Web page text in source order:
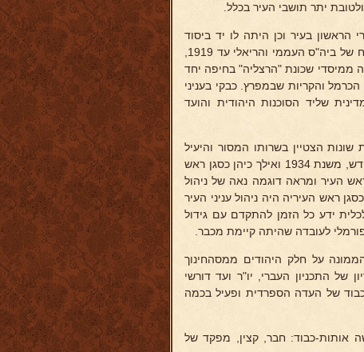
יתר תושבי העיר בכלל.
בעיר וכן היתה לו יד ביסוד
התכניון בשנות 1915/19 וחבר ועד הקהלה בשנות 1918/27. היה ממיסדי שכונת "הרצליה" בחיפה יחד
והקריות שבמפרץ. כבקי בעניני
שליד הסוכנות היהודית והועד
שונות הצטיין בשרותו המסור והיעיל
לטובת כלל התושבים וזכה לאמון ולהוקרה מצד כולם. נבחר בכל פעם מחדש, משנת 1934 ואילך כיהן כסגן ראש
ראש העיר ומראה דוגמה נאה של ניהול
ראש העיריה היה ניהול עניני העיר
ידע כל הזמן להתקדם עם גידול
לעובדה שהיתה קיימת מכבר.
על חלק היהודים ממסהחינוך
של התכניון העברי, יו"ר ועד דורשי
של העדה הספרדית ופעיל בכמה
אותות-כבוד: חבר, קצין, מפקד של